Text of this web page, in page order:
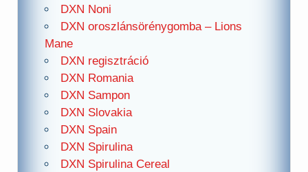
DXN Noni
DXN oroszlánsörénygomba – Lions
Mane
DXN regisztráció
DXN Romania
DXN Sampon
DXN Slovakia
DXN Spain
DXN Spirulina
DXN Spirulina Cereal